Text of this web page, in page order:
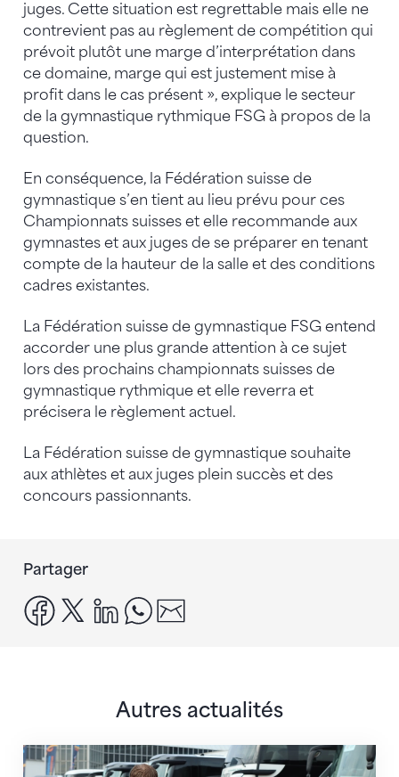
juges. Cette situation est regrettable mais elle ne
contrevient pas au règlement de compétition qui
prévoit plutôt une marge d’interprétation dans
ce domaine, marge qui est justement mise à
profit dans le cas présent », explique le secteur
de la gymnastique rythmique FSG à propos de la
question.
En conséquence, la Fédération suisse de
gymnastique s’en tient au lieu prévu pour ces
Championnats suisses et elle recommande aux
gymnastes et aux juges de se préparer en tenant
compte de la hauteur de la salle et des conditions
cadres existantes.
La Fédération suisse de gymnastique FSG entend
accorder une plus grande attention à ce sujet
lors des prochains championnats suisses de
gymnastique rythmique et elle reverra et
précisera le règlement actuel.
La Fédération suisse de gymnastique souhaite
aux athlètes et aux juges plein succès et des
concours passionnants.
Partager
facebook
x linkedinwhatsapp
Autres actualités
Twerenbold devient le partenaire officiel de la FSG